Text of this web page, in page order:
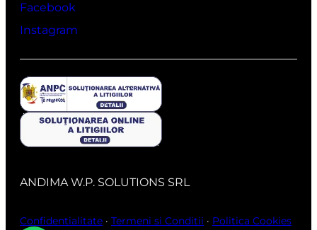
Facebook
Instagram
ANDIMA W.P. SOLUTIONS SRL
Confidentialitate · Termeni si Conditii · Politica Cookies